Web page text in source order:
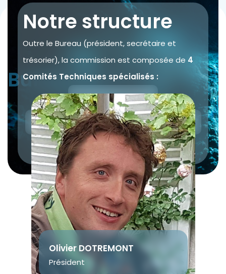
Notre structure
Outre le Bureau (président, secrétaire et
trésorier), la commission est composée de 4
Comités Techniques spécialisés :
Plongée au trimix
Plongée souterraine Gaz blending
Recherche (R&D)
Bureau exécutif
Olivier DOTREMONT
Président